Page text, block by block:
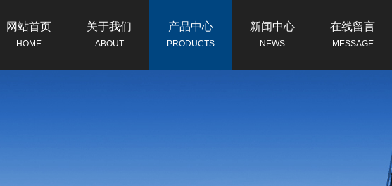
网站首页
HOME
关于我们
ABOUT
产品中心
PRODUCTS
新闻中心
NEWS
在线留言
MESSAGE